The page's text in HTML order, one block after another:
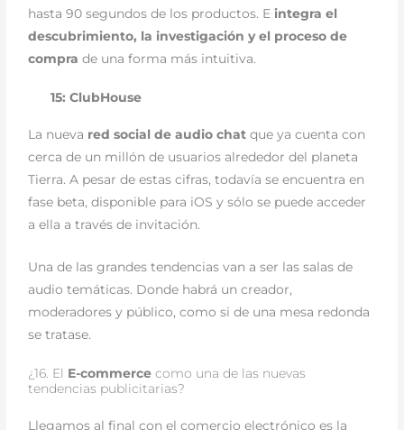
hasta 90 segundos de los productos. E integra el
descubrimiento, la investigación y el proceso de
compra de una forma más intuitiva.
15: ClubHouse
La nueva red social de audio chat que ya cuenta con
cerca de un millón de usuarios alrededor del planeta
Tierra. A pesar de estas cifras, todavía se encuentra en
fase beta, disponible para iOS y sólo se puede acceder
a ella a través de invitación.
Una de las grandes tendencias van a ser las salas de
audio temáticas. Donde habrá un creador,
moderadores y público, como si de una mesa redonda
se tratase.
¿16. El E-commerce como una de las nuevas
tendencias publicitarias?
Llegamos al final con el comercio electrónico es la